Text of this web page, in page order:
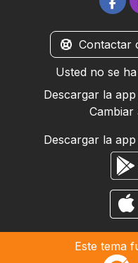
Contactar
Usted no se
Descargar la
Cambiar
Descargar la
Este tema